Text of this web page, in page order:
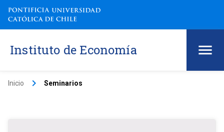
Instituto de Economía
Inicio keyboard_arrow_right Seminarios